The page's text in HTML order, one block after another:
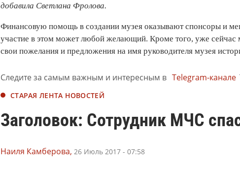
добавила Светлана Фролова.
Финансовую помощь в создании музея оказывают спонсоры и
участие в этом может любой желающий. Кроме того, уже сейчас
свои пожелания и предложения на имя руководителя музея
Следите за самым важным и интересным в Telegram-канале
СТАРАЯ ЛЕНТА НОВОСТЕЙ
Заголовок: Сотрудник МЧС
Наиля Камберова, 26 Июль 2017 - 07:58